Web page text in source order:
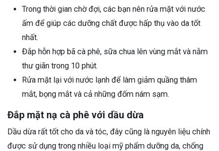
Trong thời gian chờ đợi, các bạn nên rửa mặt với nước
ấm để giúp các dưỡng chất được hấp thụ vào da tốt
nhất.
Đắp hỗn hợp bã cà phê, sữa chua lên vùng mắt và nằm
thư giãn trong 10 phút.
Rửa mặt lại với nước lạnh để làm giảm quầng thâm
mắt, bọng mắt và cả những đốm nám sạm.
Đắp mặt nạ cà phê với dầu dừa
Dầu dừa rất tốt cho da và tóc, đây cũng là nguyên liệu chính
được sử dụng trong nhiều loại mỹ phẩm dưỡng da, chống